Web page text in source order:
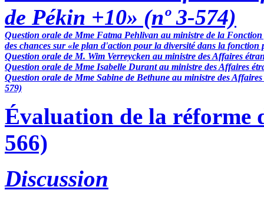
de Pékin +10» (nº 3-574)
Question orale de Mme Fatma Pehlivan au ministre de la
des chances sur «le plan d'action pour la diversité dans la fonction
Question orale de M. Wim Verreycken au ministre des Affaires
Question orale de Mme Isabelle Durant au ministre des Affaires
Question orale de Mme Sabine de Bethune au ministre des
579)
Évaluation de la réforme
566)
Discussion